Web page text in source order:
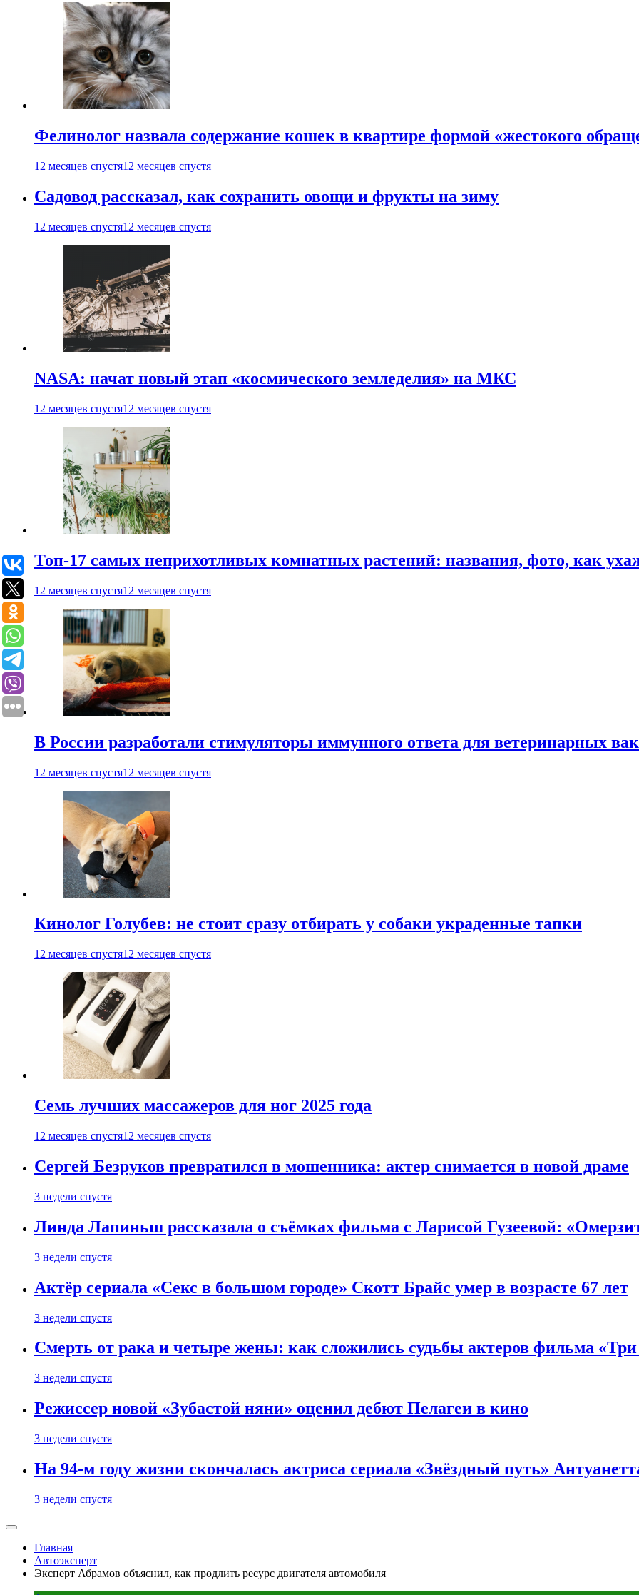
Фелинолог назвала содержание кошек в квартире формой «жестокого
12 месяцев спустя12 месяцев спустя
Садовод рассказал, как сохранить овощи и фрукты на зиму
12 месяцев спустя12 месяцев спустя
NASA: начат новый этап «космического земледелия» на МКС
12 месяцев спустя12 месяцев спустя
Топ-17 самых неприхотливых комнатных растений: названия, фото, как
12 месяцев спустя12 месяцев спустя
В России разработали стимуляторы иммунного ответа для ветеринарных
12 месяцев спустя12 месяцев спустя
Кинолог Голубев: не стоит сразу отбирать у собаки украденные тапки
12 месяцев спустя12 месяцев спустя
Семь лучших массажеров для ног 2025 года
12 месяцев спустя12 месяцев спустя
Сергей Безруков превратился в мошенника: актер снимается в новой драме
3 недели спустя
Линда Лапиньш рассказала о съёмках фильма с Ларисой Гузеевой:
3 недели спустя
Актёр сериала «Секс в большом городе» Скотт Брайс умер в возрасте 67 лет
3 недели спустя
Смерть от рака и четыре жены: как сложились судьбы актеров фильма
3 недели спустя
Режиссер новой «Зубастой няни» оценил дебют Пелагеи в кино
3 недели спустя
На 94-м году жизни скончалась актриса сериала «Звёздный путь»
3 недели спустя
Главная
Автоэксперт
Эксперт Абрамов объяснил, как продлить ресурс двигателя автомобиля